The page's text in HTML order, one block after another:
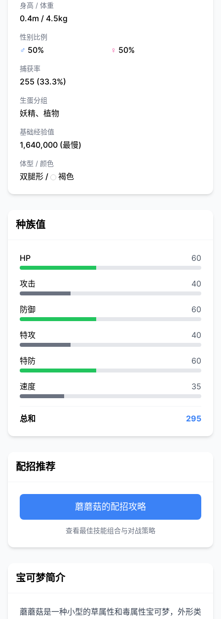
身高 / 体重
0.4m / 4.5kg
性别比例
♂ 50% ♀ 50%
捕获率
255 (33.3%)
生蛋分组
妖精、植物
基础经验值
1,640,000 (最慢)
体型 / 颜色
双腿形 / 褐色
种族值
HP 60
攻击 40
防御 60
特攻 40
特防 60
速度 35
总和 295
配招推荐
蘑蘑菇的配招攻略
查看最佳技能组合与对战策略
宝可梦简介
蘑蘑菇是一种小型的草属性和毒属性宝可梦，外形类